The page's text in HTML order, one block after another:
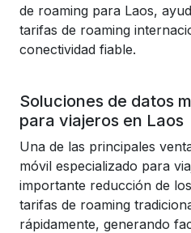
de roaming para Laos,
tarifas de roaming
conectividad fiable.
Soluciones de datos
para viajeros en Laos
Una de las principales
móvil especializado para
importante reducción de
tarifas de roaming
rápidamente, generando